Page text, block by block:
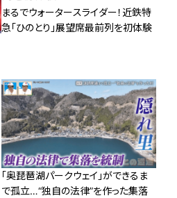
まるでウォータースライダー！近鉄特
急「ひのとり」展望席最前列を初体験
「奥琵琶湖パークウェイ」ができるま
で孤立…“独自の法律”を作った集落